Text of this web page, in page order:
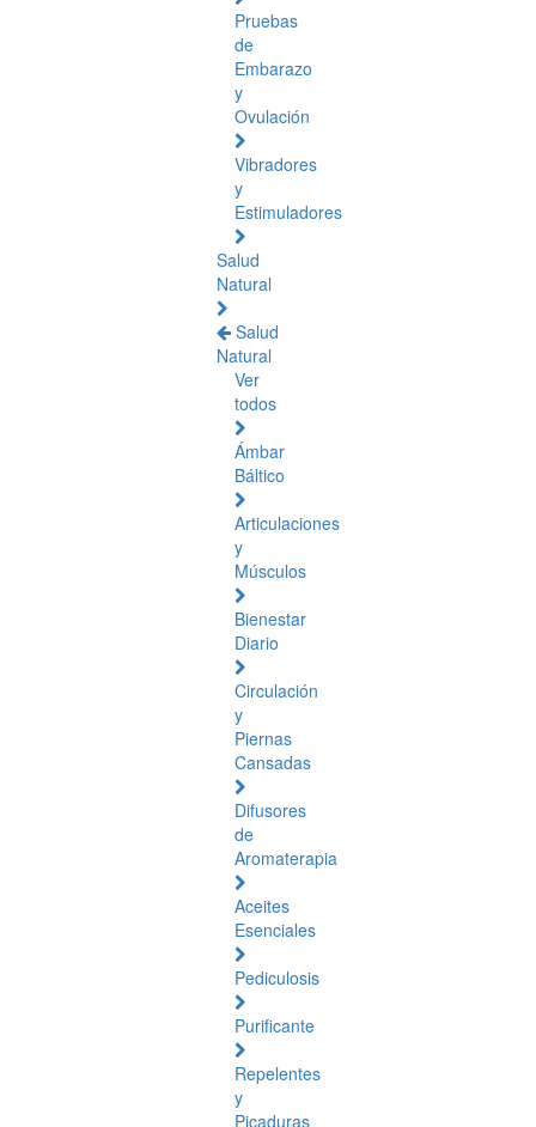
Pruebas
de
Embarazo
y
Ovulación
Vibradores
y
Estimuladores
Salud
Natural
Salud
Natural
Ver
todos
Ámbar
Báltico
Articulaciones
y
Músculos
Bienestar
Diario
Circulación
y
Piernas
Cansadas
Difusores
de
Aromaterapia
Aceites
Esenciales
Pediculosis
Purificante
Repelentes
y
Picaduras